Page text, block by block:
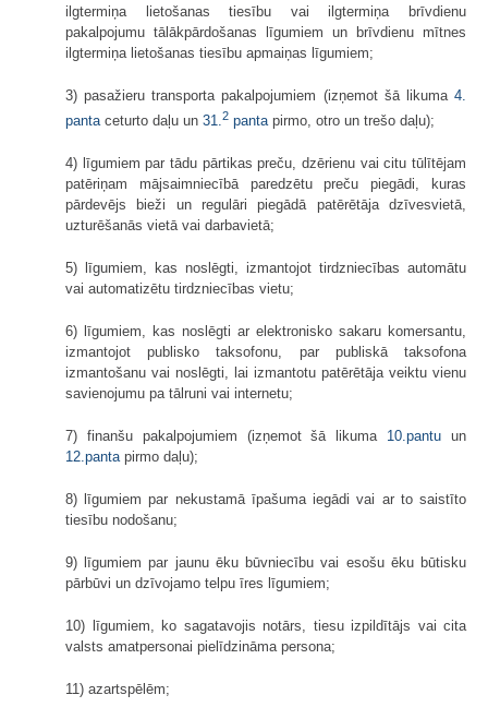
ilgtermiņa lietošanas tiesību vai ilgtermiņa brīvdienu
pakalpojumu tālākpārdošanas līgumiem un brīvdienu mītnes
ilgtermiņa lietošanas tiesību apmaiņas līgumiem;
3) pasažieru transporta pakalpojumiem (izņemot šā likuma 4.
pantaceturto daļu un 31.2 pantapirmo, otro un trešo daļu);
4) līgumiem par tādu pārtikas preču, dzērienu vai citu tūlītējam
patēriņam mājsaimniecībā paredzētu preču piegādi, kuras
pārdevējs bieži un regulāri piegādā patērētāja dzīvesvietā,
uzturēšanās vietā vai darbavietā;
5) līgumiem, kas noslēgti, izmantojot tirdzniecības automātu
vai automatizētu tirdzniecības vietu;
6) līgumiem, kas noslēgti ar elektronisko sakaru komersantu,
izmantojot publisko taksofonu, par publiskā taksofona
izmantošanu vai noslēgti, lai izmantotu patērētāja veiktu vienu
savienojumu pa tālruni vai internetu;
7) finanšu pakalpojumiem (izņemot šā likuma 10.pantu un
12.pantapirmo daļu);
8) līgumiem par nekustamā īpašuma iegādi vai ar to saistīto
tiesību nodošanu;
9) līgumiem par jaunu ēku būvniecību vai esošu ēku būtisku
pārbūvi un dzīvojamo telpu īres līgumiem;
10) līgumiem, ko sagatavojis notārs, tiesu izpildītājs vai cita
valsts amatpersonai pielīdzināma persona;
11) azartspēlēm;